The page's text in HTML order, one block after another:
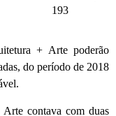
193
+ Arte poderão
do período de 2018
contava com duas